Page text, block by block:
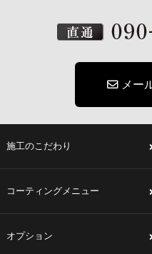
メー
施工のこだわり
コーティングメニュー
オプション